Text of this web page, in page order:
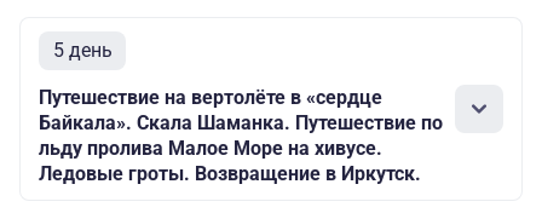
5 день
Путешествие на вертолёте в «сердце
Байкала». Скала Шаманка. Путешествие по
льду пролива Малое Море на хивусе.
Ледовые гроты. Возвращение в Иркутск.